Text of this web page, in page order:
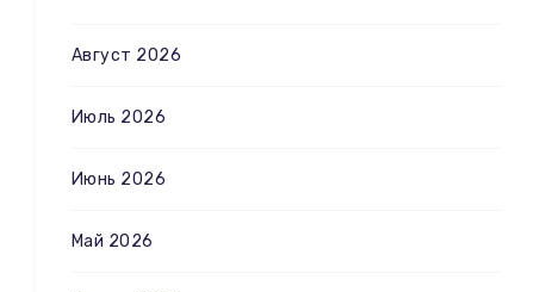
Август 2026
Июль 2026
Июнь 2026
Май 2026